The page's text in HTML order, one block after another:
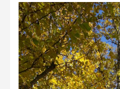
Не учитываются 2025
Видео 2025
Фотоконкурс 2024
Не учитываются 2024
Видео 2024